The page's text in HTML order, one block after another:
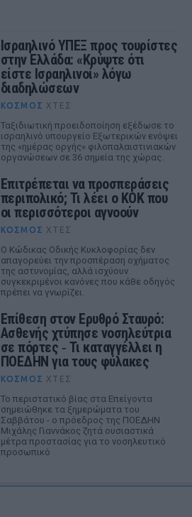
Ισραηλινό ΥΠΕΞ προς τουρίστες
στην Ελλάδα: «Κρύψτε ότι
είστε Ισραηλινοί» λόγω
διαδηλώσεων
ΚΌΣΜΟΣ ΧΤΕΣ
Ταξιδιωτική προειδοποίηση εξέδωσε το
ισραηλινό υπουργείο Εξωτερικών ενόψει
της «ημέρας οργής» φιλοπαλαιστινιακών
οργανώσεων σε 36 σημεία της χώρας.
Επιτρέπεται να προσπεράσεις
περιπολικό; Τι λέει ο ΚΟΚ που
οι περισσότεροι αγνοούν
ΚΌΣΜΟΣ ΧΤΕΣ
Ο Κώδικας Οδικής Κυκλοφορίας δεν
απαγορεύει την προσπέραση οχήματος
της αστυνομίας, αλλά ισχύουν
συγκεκριμένοι κανόνες που κάθε οδηγός
πρέπει να γνωρίζει.
Επίθεση στον Ερυθρό Σταυρό:
Ασθενής χτύπησε νοσηλεύτρια
σε πόρτες ‑ Τι καταγγέλλει η
ΠΟΕΔΗΝ για τους φύλακες
ΚΌΣΜΟΣ ΧΤΕΣ
Το περιστατικό βίας στα Επείγοντα
σημειώθηκε τα ξημερώματα του
Σαββάτου - ο πρόεδρος της ΠΟΕΔΗΝ
Μιχάλης Γιαννάκος ζητά ουσιαστικά
μέτρα προστασίας για το νοσηλευτικό
προσωπικό